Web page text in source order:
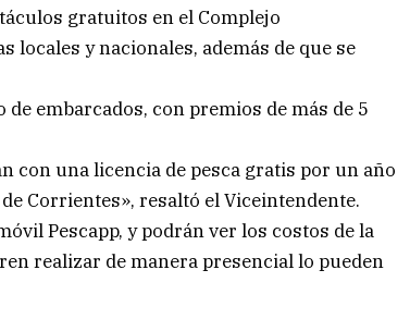
gratuitos en el Complejo
locales y nacionales, además de que se
embarcados, con premios de más de 5
con una licencia de pesca gratis por un año
Corrientes», resaltó el Viceintendente.
Pescapp, y podrán ver los costos de la
realizar de manera presencial lo pueden